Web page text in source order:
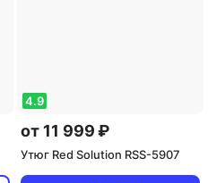
4.9
от 11 999 ₽
Утюг Red Solution RSS-5907